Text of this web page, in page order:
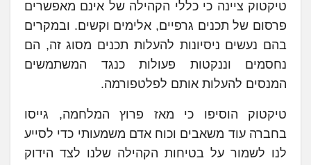
טיקטוק ציינה כי כללי הקהילה של אינם מאפשרים
פרסום של תכנים גרפיים, אלימים וקשים. ובמקרים
בהם נעשים ניסיונות להעלות תכנים מסוג זה, הם
נחסמים וננקטות פעולות כנגד המשתמשים
המנסים להעלות אותם לפלטפורמה.
טיקטוק הוסיפו כי מאז פרוץ המלחמה, גייסו
בחברה עוד משאבים וכוח אדם משמעותי כדי לסייע
לנו לשמור על בטיחות הקהילה שלנו לצד הידוק